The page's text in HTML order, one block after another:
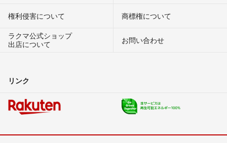
権利侵害について
商標権について
ラクマ公式ショップ
出店について
お問い合わせ
リンク